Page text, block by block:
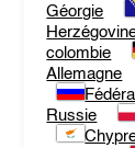
Géorgie
colombie
Allemagne
Russie